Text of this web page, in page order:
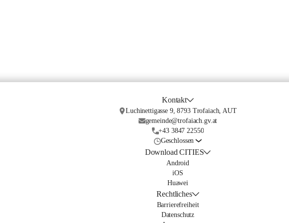
Kontakt
Luchinettigasse 9, 8793 Trofaiach, AUT
gemeinde@trofaiach.gv.at
+43 3847 22550
Geschlossen
Download CITIES
Android
iOS
Huawei
Rechtliches
Barrierefreiheit
Datenschutz